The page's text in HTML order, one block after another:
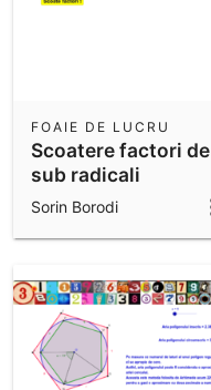
Scoatere factori de
sub radicali
FOAIE DE LUCRU
Sorin Borodi